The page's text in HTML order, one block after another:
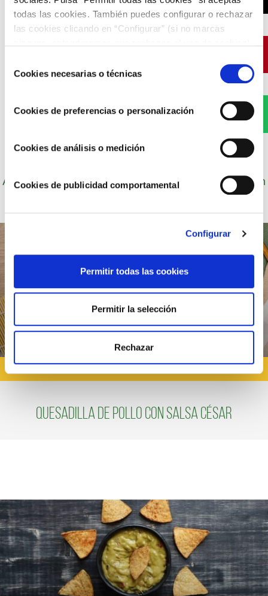
todas las cookies. También puedes configurar o rechazar
las cookies clicando en “Configurar” (si no marcas
COOKIES.
deCookies necesarias o técnicas
Cookies de preferencias o personalización
Cookies de análisis o medición
Cookies de publicidad comportamental
Configurar
Permitir todas las cookies
Permitir la selección
Rechazar
WhatsApp
Autor: Cocineros de Choví, expertos en recetas con
salsas para el disfrute.
RECETAS CON SALSA CÉSAR
Quesadilla de pollo con salsa césar